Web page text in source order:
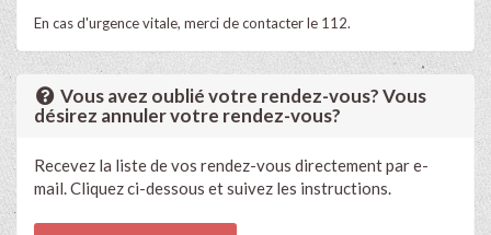
En cas d'urgence vitale, merci de contacter le 112.
Vous avez oublié votre rendez-vous? Vous
désirez annuler votre rendez-vous?
Recevez la liste de vos rendez-vous directement par e-
mail. Cliquez ci-dessous et suivez les instructions.